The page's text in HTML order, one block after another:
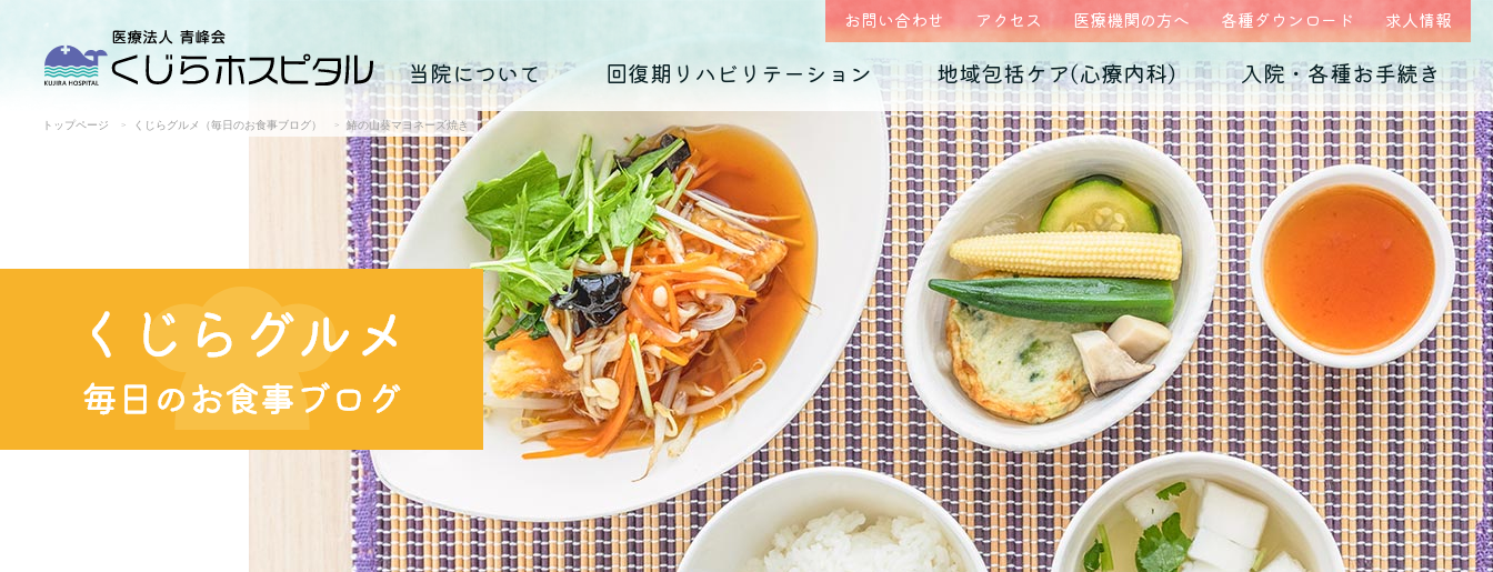
お問い合わせ アクセス 医療機関の方へ 各種ダウンロード 求人情報
当院について 回復期リハビリテーション 地域包括ケア(心療内科) 入院・各種お手続き
はじめまして、
くじらホスピタルです
診療科の紹介 医師紹介
医師紹介 インタビュー 院内紹介
病院概要
アクセス
回復期リハビリテーション 入院生活について
当院の特徴
毎日のお食事（くじらグルメ）
地域包括ケア(心療内科)のご案内 外来予約相談フォーム
うつ病
摂食障害
適応障害
発達障害
依存症
子育て不安・虐待
思春期の問題
老年期の問題 高次脳機能障害
入院のご案内 各種ダウンロード 診断書・証明書
トップページ くじらグルメ（毎日のお食事ブログ） 鰆の山葵マヨネーズ焼き